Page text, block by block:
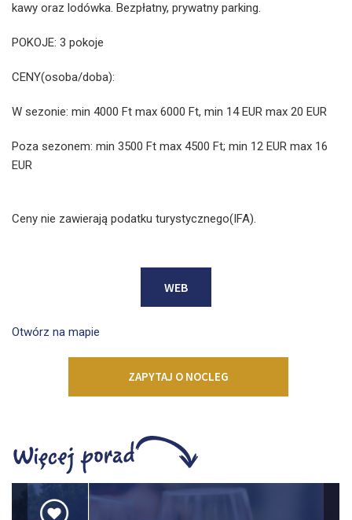
kawy oraz lodówka. Bezpłatny, prywatny parking.
POKOJE: 3 pokoje
CENY(osoba/doba):
W sezonie: min 4000 Ft max 6000 Ft, min 14 EUR max 20 EUR
Poza sezonem: min 3500 Ft max 4500 Ft; min 12 EUR max 16
EUR
Ceny nie zawierają podatku turystycznego(IFA).
WEB
Otwórz na mapie
ZAPYTAJ O NOCLEG